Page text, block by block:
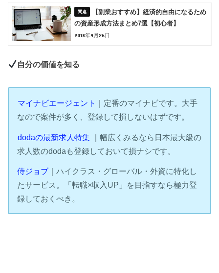
【副業おすすめ】経済的自由になるため
の資産形成方法まとめ7選【初心者】
2018年9月26日
自分の価値を知る
マイナビエージェント
｜定番のマイナビです。大手
なので案件が多く、登録して損しないはずです。
dodaの最新求人特集 ｜幅広くみるなら日本最大級の
求人数のdodaも登録しておいて損ナシです。
侍ジョブ ｜ハイクラス・グローバル・外資に特化し
たサービス。「転職×収入UP」を目指すなら極力登
録しておくべき。